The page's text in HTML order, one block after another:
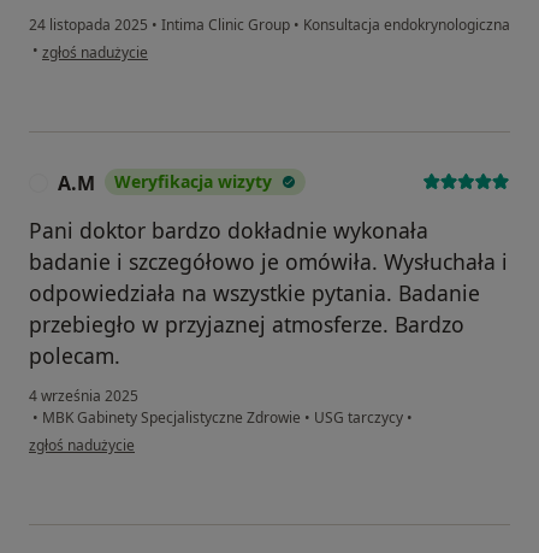
24 listopada 2025 • Intima Clinic Group • Konsultacja endokrynologiczna
• w opinii użytkownika Emilia
zgłoś nadużycie
A.M Weryfikacja wizyty
Pani doktor bardzo dokładnie wykonała
badanie i szczegółowo je omówiła. Wysłuchała i
odpowiedziała na wszystkie pytania. Badanie
przebiegło w przyjaznej atmosferze. Bardzo
polecam.
4 września 2025
• MBK Gabinety Specjalistyczne Zdrowie • USG tarczycy •
w opinii użytkownika A.M
zgłoś nadużycie